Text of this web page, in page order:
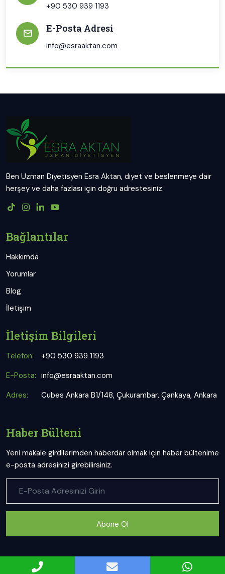
+90 530 939 1193
E-Posta Adresi
info@esraaktan.com
Ben Uzman Diyetisyen Esra Aktan, diyet ve beslenmeye dair
herşey ve daha fazlası için doğru adrestesiniz.
Bağlantılar
Hakkımda
Yorumlar
Blog
İletişim
İletişim Bilgileri
Telefon:
+90 530 939 1193
E-Posta: info@esraaktan.com
Adres:
Cubes Ankara B1/148, Çukurambar, Çankaya, Ankara
Haber Bülteni
Yeni makale girdilerimden haberdar olmak için haber bültenime
e-posta adresinizi girebilirsiniz.
Abone Ol